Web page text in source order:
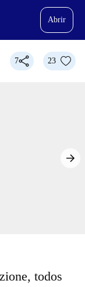
Abrir
7 23
todos